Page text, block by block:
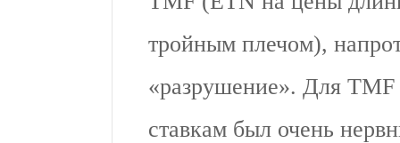
тройным плечом),
«разрушение». Для TMF
ставкам был очень